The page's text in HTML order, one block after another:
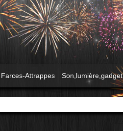
Farces-Attrappes Son,lumière,gadget